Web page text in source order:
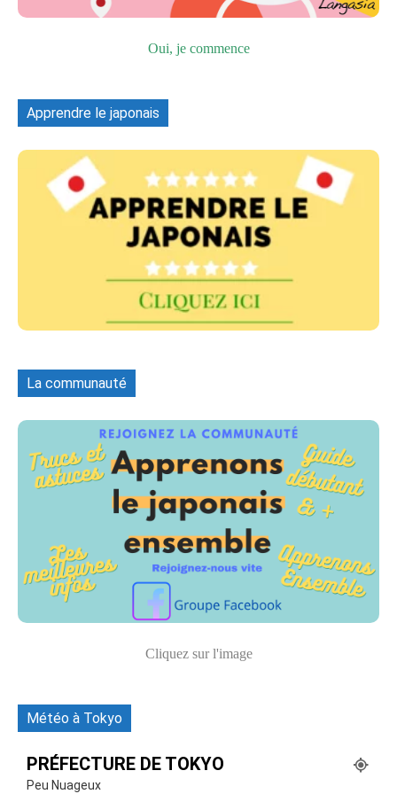
Oui, je commence
Apprendre le japonais
La communauté
Cliquez sur l'image
Météo à Tokyo
PRÉFECTURE DE TOKYO
Peu Nuageux